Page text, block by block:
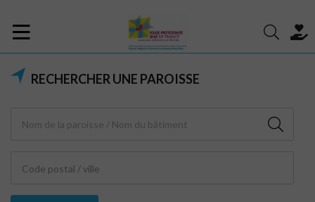
RECHERCHER UNE PAROISSE
Code postal / ville